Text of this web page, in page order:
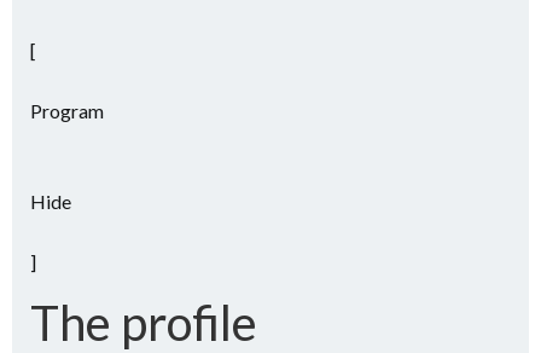
[
Program
Hide
]
The profile